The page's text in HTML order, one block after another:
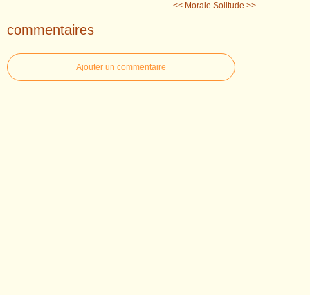
<< Morale Solitude >>
commentaires
Ajouter un commentaire